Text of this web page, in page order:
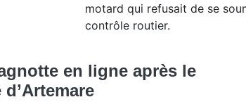
motard qui refusait de se
contrôle routier.
en ligne après le
d’Artemare